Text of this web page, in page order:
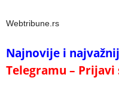
Webtribune.rs
Najnovije i
Telegramu – Prijavi